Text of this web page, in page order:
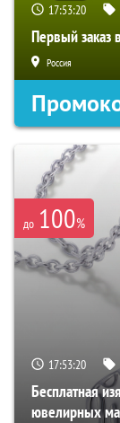
17:53:20
Первый заказ
Россия
до 100%
17:53:20
Бесплатная
ювелирных